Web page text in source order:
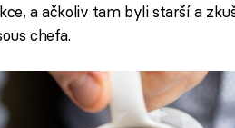
a ačkoliv tam byli starší a
chefa.